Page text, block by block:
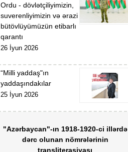
Ordu - dövlətçiliyimizin,
suverenliyimizin və ərazi
bütövlüyümüzün etibarlı
qarantı
26 İyun 2026
“Milli yaddaş"ın
yaddaşındakılar
25 İyun 2026
"Azərbaycan"-ın 1918-1920-ci illərdə
dərc olunan nömrələrinin
transliterasiyası